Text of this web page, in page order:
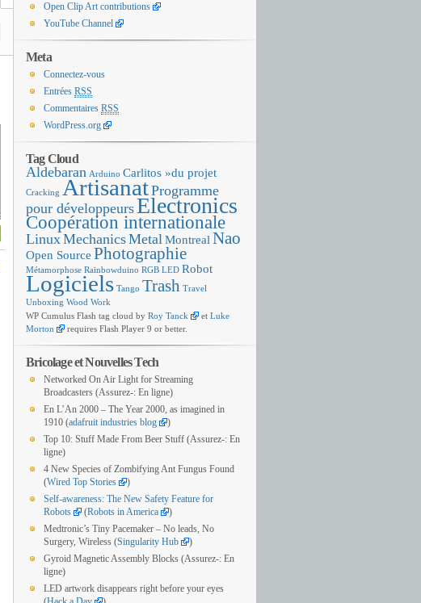
Open Clip Art contributions
YouTube Channel
Meta
Connectez-vous
Entrées RSS
Commentaires RSS
WordPress.org
Tag Cloud
Aldebaran Arduino Carlitos »du projet
Cracking ArtisanatProgramme
pour développeursElectronics
Coopération internationale
LinuxMechanicsMetalMontreal Nao
Open Source Photographie
Métamorphose Rainbowduino RGB LED Robot
Logiciels Tango Trash Travel
Unboxing Wood Work
WP Cumulus Flash tag cloud by Roy Tanck et Luke
Morton
requires Flash Player 9 or better.
Bricolage et Nouvelles Tech
Networked On Air Light for Streaming
Broadcasters (Assurez-: En ligne)
En L’An 2000 – The Year 2000, as imagined in
1910 (adafruit industries blog
)
Top 10: Stuff Made From Beer Stuff (Assurez-: En
ligne)
4 New Species of Zombifying Ant Fungus Found
(Wired Top Stories
)
Self-awareness: The New Safety Feature for
Robots
(Robots in America
)
Medtronic’s Tiny Pacemaker – No leads, No
Surgery, Wireless (Singularity Hub
)
Gyroid Magnetic Assembly Blocks (Assurez-: En
ligne)
LED artwork disappears right before your eyes